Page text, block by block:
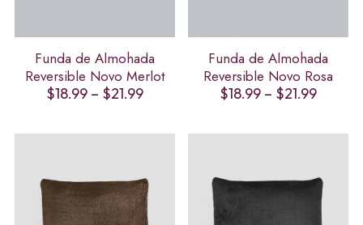
Funda de Almohada
Reversible Novo Merlot
$18.99 – $21.99Price
Funda de Almohada
Reversible Novo Rosa
$18.99 – $21.99Price